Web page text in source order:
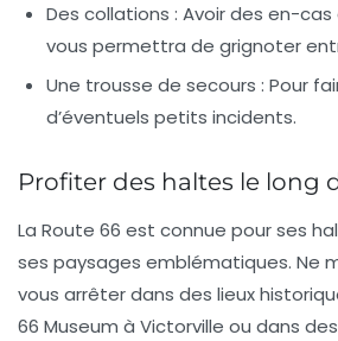
Des collations : Avoir des en-
vous permettra de grignoter
Une trousse de secours : Pour
d’éventuels petits incidents.
Profiter des haltes le long
La Route 66 est connue pour ses
ses paysages emblématiques. Ne
vous arrêter dans des lieux
66 Museum à Victorville ou dans